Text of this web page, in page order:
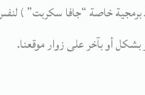
برمجية خاصة “جافا سكربت” )
أو بآخر على زوار موقعنا.